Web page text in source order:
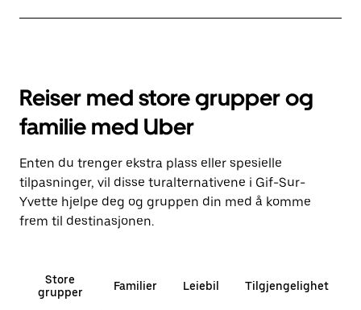
Reiser med store grupper og
familie med Uber
Enten du trenger ekstra plass eller spesielle
tilpasninger, vil disse turalternativene i Gif-Sur-
Yvette hjelpe deg og gruppen din med å komme
frem til destinasjonen.
Store
grupper
Familier Leiebil Tilgjengelighet